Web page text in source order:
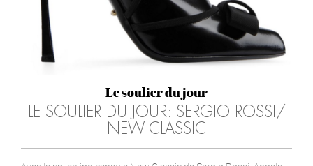
Le soulier du jour
LE SOULIER DU JOUR: SERGIO ROSSI/
NEW CLASSIC